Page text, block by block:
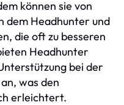
können sie von
dem Headhunter und
die oft zu besseren
Headhunter
bei der
was den
erleichtert.